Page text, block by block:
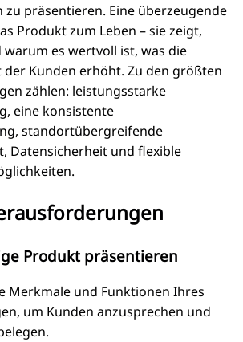
zu präsentieren. Eine überzeugende
Produkt zum Leben – sie zeigt,
warum es wertvoll ist, was die
Kunden erhöht. Zu den größten
zählen: leistungsstarke
eine konsistente
standortübergreifende
Datensicherheit und flexible
Produkt präsentieren
Merkmale und Funktionen Ihres
um Kunden anzusprechen und